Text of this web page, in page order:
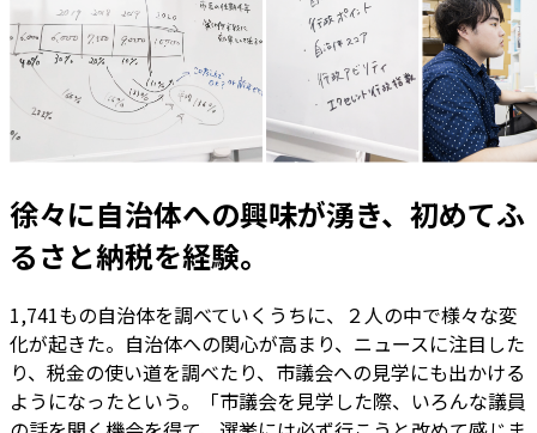
徐々に自治体への興味が湧き、初めてふ
るさと納税を経験。
1,741もの自治体を調べていくうちに、２人の中で様々な変
化が起きた。自治体への関心が高まり、ニュースに注目した
り、税金の使い道を調べたり、市議会への見学にも出かける
ようになったという。「市議会を見学した際、いろんな議員